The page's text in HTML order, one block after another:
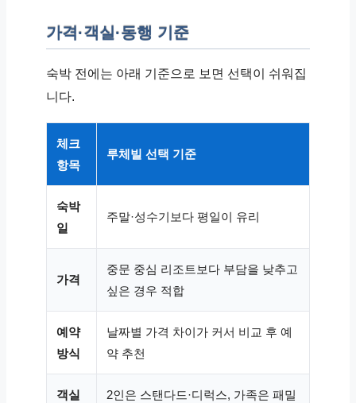
가격·객실·동행 기준
숙박 전에는 아래 기준으로 보면 선택이 쉬워집
니다.
체크
항목
루체빌 선택 기준
숙박
일
주말·성수기보다 평일이 유리
가격
중문 중심 리조트보다 부담을 낮추고
싶은 경우 적합
예약
방식
날짜별 가격 차이가 커서 비교 후 예
약 추천
객실
2인은 스탠다드·디럭스, 가족은 패밀